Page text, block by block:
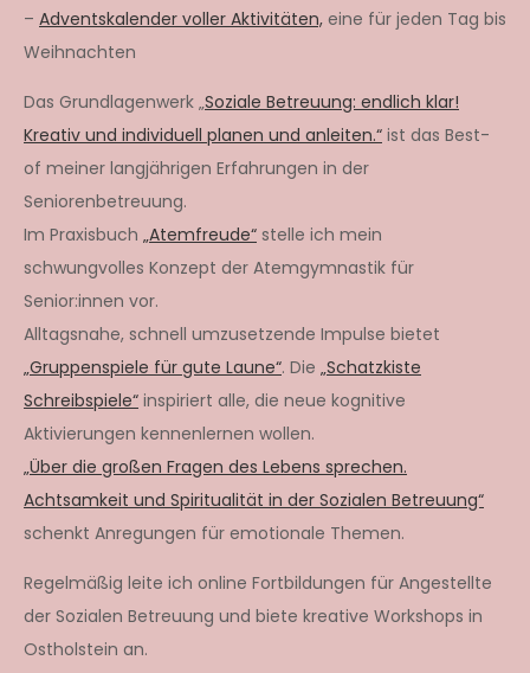
– Adventskalender voller Aktivitäten, eine für jeden Tag bis
Weihnachten
Das Grundlagenwerk „Soziale Betreuung: endlich klar!
Kreativ und individuell planen und anleiten.“ ist das Best-
of meiner langjährigen Erfahrungen in der
Seniorenbetreuung.
Im Praxisbuch „Atemfreude“ stelle ich mein
schwungvolles Konzept der Atemgymnastik für
Senior:innen vor.
Alltagsnahe, schnell umzusetzende Impulse bietet
„Gruppenspiele für gute Laune“. Die „Schatzkiste
Schreibspiele“ inspiriert alle, die neue kognitive
Aktivierungen kennenlernen wollen.
„Über die großen Fragen des Lebens sprechen.
Achtsamkeit und Spiritualität in der Sozialen Betreuung“
schenkt Anregungen für emotionale Themen.
Regelmäßig leite ich online Fortbildungen für Angestellte
der Sozialen Betreuung und biete kreative Workshops in
Ostholstein an.